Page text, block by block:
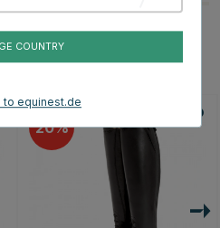
gefallen könnten
20
COUNTRY
to equinest.de